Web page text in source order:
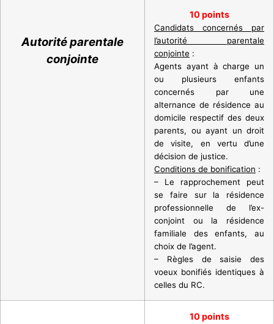
Autorité parentale
conjointe
10 points
Candidats concernés par
l’autorité parentale
conjointe :
Agents ayant à charge un
ou plusieurs enfants
concernés par une
alternance de résidence au
domicile respectif des deux
parents, ou ayant un droit
de visite, en vertu d’une
décision de justice.
Conditions de bonification :
– Le rapprochement peut
se faire sur la résidence
professionnelle de l’ex-
conjoint ou la résidence
familiale des enfants, au
choix de l’agent.
– Règles de saisie des
voeux bonifiés identiques à
celles du RC.
10 points